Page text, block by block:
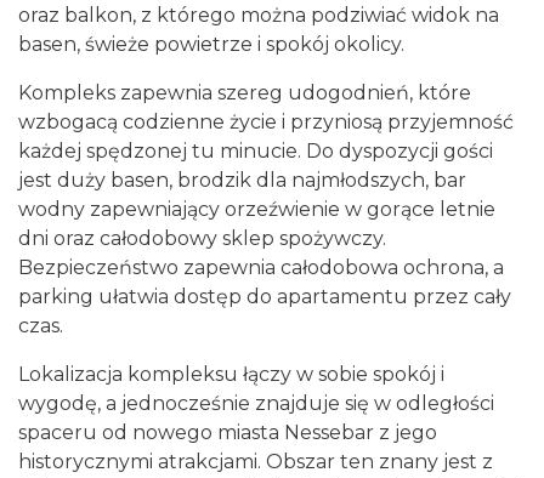
oraz balkon, z którego można podziwiać widok na
basen, świeże powietrze i spokój okolicy.
Kompleks zapewnia szereg udogodnień, które
wzbogacą codzienne życie i przyniosą przyjemność
każdej spędzonej tu minucie. Do dyspozycji gości
jest duży basen, brodzik dla najmłodszych, bar
wodny zapewniający orzeźwienie w gorące letnie
dni oraz całodobowy sklep spożywczy.
Bezpieczeństwo zapewnia całodobowa ochrona, a
parking ułatwia dostęp do apartamentu przez cały
czas.
Lokalizacja kompleksu łączy w sobie spokój i
wygodę, a jednocześnie znajduje się w odległości
spaceru od nowego miasta Nessebar z jego
historycznymi atrakcjami. Obszar ten znany jest z